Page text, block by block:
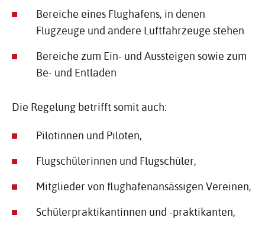
Bereiche eines Flughafens, in denen
Flugzeuge und andere Luftfahrzeuge stehen
Bereiche zum Ein- und Aussteigen sowie zum
Be- und Entladen
Die Regelung betrifft somit auch:
Pilotinnen und Piloten,
Flugschülerinnen und Flugschüler,
Mitglieder von flughafenansässigen Vereinen,
Schülerpraktikantinnen und -praktikanten,